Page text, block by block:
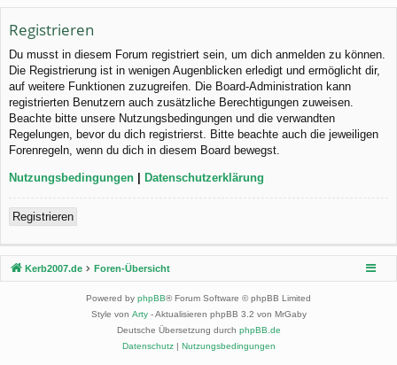
Registrieren
Du musst in diesem Forum registriert sein, um dich anmelden zu können.
Die Registrierung ist in wenigen Augenblicken erledigt und ermöglicht dir,
auf weitere Funktionen zuzugreifen. Die Board-Administration kann
registrierten Benutzern auch zusätzliche Berechtigungen zuweisen.
Beachte bitte unsere Nutzungsbedingungen und die verwandten
Regelungen, bevor du dich registrierst. Bitte beachte auch die jeweiligen
Forenregeln, wenn du dich in diesem Board bewegst.
Nutzungsbedingungen Datenschutzerklärung
Registrieren
Kerb2007.de Foren-Übersicht
Powered by phpBB® Forum Software © phpBB Limited
Style von Arty- Aktualisieren phpBB 3.2 von MrGaby
Deutsche Übersetzung durch phpBB.de
Datenschutz| Nutzungsbedingungen